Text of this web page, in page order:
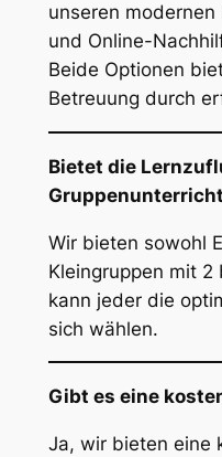
unseren modernen
und Online-
Beide Optionen
Betreuung durch
Bietet die
Wir bieten sowohl
Kleingruppen mit 2
kann jeder die
sich wählen.
Gibt es eine
Ja, wir bieten eine